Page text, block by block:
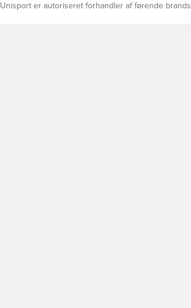
Unisport er autoriseret forhandler af førende brands